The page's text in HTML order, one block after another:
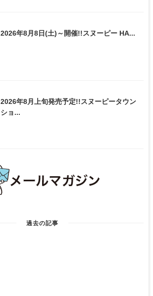
2026年8月8日(土)～開催!!スヌーピー HA...
2026年8月上旬発売予定!!スヌーピータウン
ショ...
過去の記事